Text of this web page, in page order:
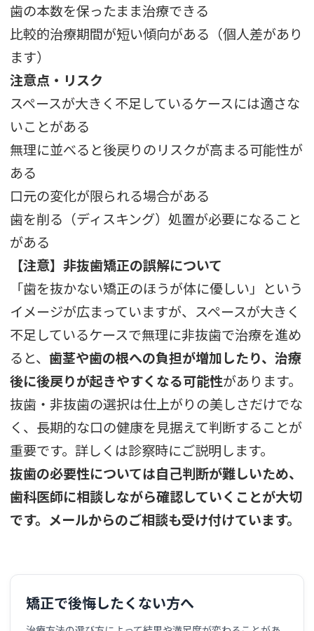
歯の本数を保ったまま治療できる
比較的治療期間が短い傾向がある（個人差があり
ます）
注意点・リスク
スペースが大きく不足しているケースには適さな
いことがある
無理に並べると後戻りのリスクが高まる可能性が
ある
口元の変化が限られる場合がある
歯を削る（ディスキング）処置が必要になること
がある
【注意】非抜歯矯正の誤解について
「歯を抜かない矯正のほうが体に優しい」という
イメージが広まっていますが、スペースが大きく
不足しているケースで無理に非抜歯で治療を進め
ると、歯茎や歯の根への負担が増加したり、治療
後に後戻りが起きやすくなる可能性があります。
抜歯・非抜歯の選択は仕上がりの美しさだけでな
く、長期的な口の健康を見据えて判断することが
重要です。詳しくは診察時にご説明します。
抜歯の必要性については自己判断が難しいため、
歯科医師に相談しながら確認していくことが大切
です。 メールからのご相談も受け付けています。
矯正で後悔したくない方へ